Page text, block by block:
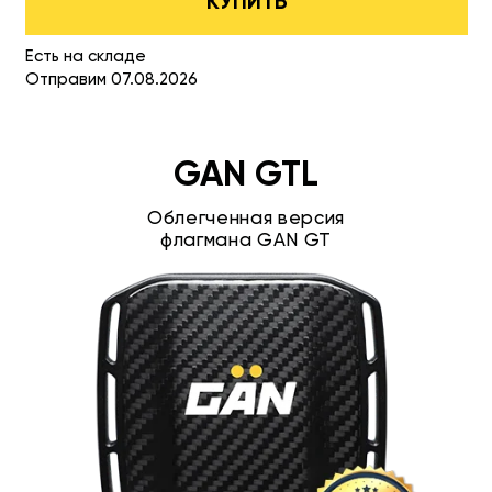
Есть на складе
Отправим 07.08.2026
GAN GTL
Облегченная версия
флагмана GAN GT